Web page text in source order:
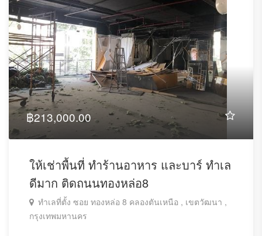
฿213,000.00
ให้เช่าพื้นที่ ทำร้านอาหาร และบาร์ ทำเล
ดีมาก ติดถนนทองหล่อ8
ทำเลที่ตั้ง ซอย ทองหล่อ 8 คลองตันเหนือ , เขตวัฒนา ,
กรุงเทพมหานคร